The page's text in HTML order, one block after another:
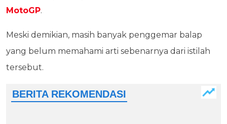
MotoGP.
Meski demikian, masih banyak penggemar balap
yang belum memahami arti sebenarnya dari istilah
tersebut.